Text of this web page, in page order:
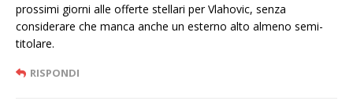
prossimi giorni alle offerte stellari per Vlahovic, senza
considerare che manca anche un esterno alto almeno semi-
titolare.
RISPONDI